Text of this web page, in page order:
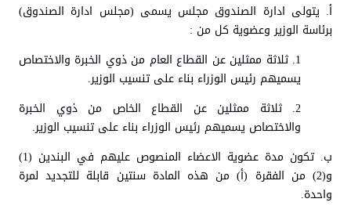
أ‌. يتولى ادارة الصندوق مجلس يسمى (مجلس ادارة الصندوق)
برئاسة الوزير وعضوية كل من :
1. ثلاثة ممثلين عن القطاع العام من ذوي الخبرة والاختصاص
يسميهم رئيس الوزراء بناء على تنسيب الوزير.
2. ثلاثة ممثلين عن القطاع الخاص من ذوي الخبرة
والاختصاص يسميهم رئيس الوزراء بناء على تنسيب الوزير.
ب. تكون مدة عضوية الاعضاء المنصوص عليهم في البندين (1)
و(2) من الفقرة (أ) من هذه المادة سنتين قابلة للتجديد لمرة
واحدة.